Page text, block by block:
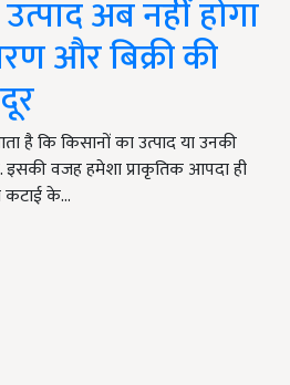
अब नहीं होगा
और बिक्री की
है कि किसानों का उत्पाद या उनकी
वजह हमेशा प्राकृतिक आपदा ही
कटाई के…